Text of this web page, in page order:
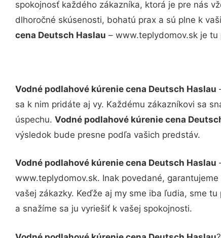
spokojnosť každého zákazníka, ktorá je pre nás
dlhoročné skúsenosti, bohatú prax a sú plne k
cena Deutsch Haslau – www.teplydomov.sk je tu
Vodné podlahové kúrenie cena Deutsch Haslau
sa k nim pridáte aj vy. Každému zákazníkovi sa
úspechu. Vodné podlahové kúrenie cena
výsledok bude presne podľa vašich predstáv.
Vodné podlahové kúrenie cena Deutsch Haslau
www.teplydomov.sk. Inak povedané,
vašej zákazky. Keďže aj my sme iba ľudia, sme
a snažíme sa ju vyriešiť k vašej spokojnosti.